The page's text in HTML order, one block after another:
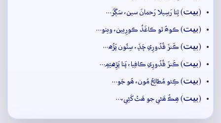
(بيت) ٿِئا رَسِيلا رَحمانَ سين، سَڳَرَ…
(بيت) ڪوھُ ٿو ڪاغَذُ ڪورِيين، ويٺو…
(بيت) ڪَنزَ قُدُورِي ڇَڏِ، سِٽُون پَڙُه…
(بيت) ڪَنزَ قُدُورِي ڪافِيا، پَنا پَڙِهيَمِ…
(بيت) ڪِئو مُطالِعُ مُون، ھُو جَو…
(بيت) ھِڪُ ھَڻي جو ھَٿُ کَڻِي،…